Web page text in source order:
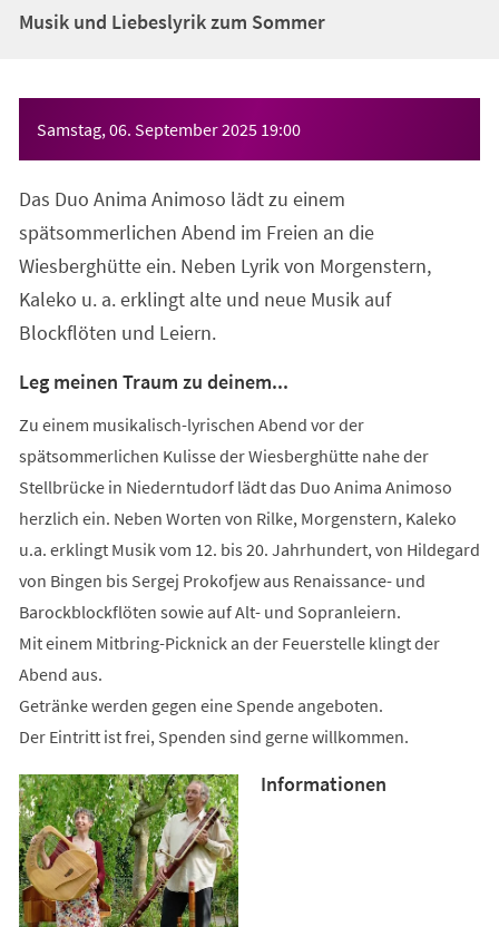
Musik und Liebeslyrik zum Sommer
Samstag, 06. September 2025 19:00
Das Duo Anima Animoso lädt zu einem
spätsommerlichen Abend im Freien an die
Wiesberghütte ein. Neben Lyrik von Morgenstern,
Kaleko u. a. erklingt alte und neue Musik auf
Blockflöten und Leiern.
Leg meinen Traum zu deinem...
Zu einem musikalisch-lyrischen Abend vor der
spätsommerlichen Kulisse der Wiesberghütte nahe der
Stellbrücke in Niederntudorf lädt das Duo Anima Animoso
herzlich ein. Neben Worten von Rilke, Morgenstern, Kaleko
u.a. erklingt Musik vom 12. bis 20. Jahrhundert, von Hildegard
von Bingen bis Sergej Prokofjew aus Renaissance- und
Barockblockflöten sowie auf Alt- und Sopranleiern.
Mit einem Mitbring-Picknick an der Feuerstelle klingt der
Abend aus.
Getränke werden gegen eine Spende angeboten.
Der Eintritt ist frei, Spenden sind gerne willkommen.
Informationen